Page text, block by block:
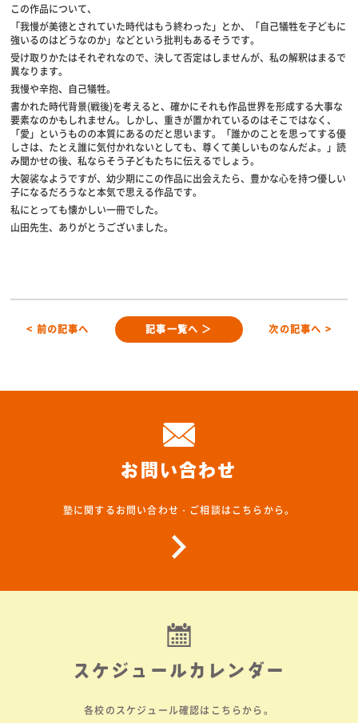
この作品について、
「我慢が美徳とされていた時代はもう終わった」とか、「自己犠牲を子どもに
強いるのはどうなのか」などという批判もあるそうです。
受け取りかたはそれぞれなので、決して否定はしませんが、私の解釈はまるで
異なります。
我慢や辛抱、自己犠牲。
書かれた時代背景(戦後)を考えると、確かにそれも作品世界を形成する大事な
要素なのかもしれません。しかし、重きが置かれているのはそこではなく、
「愛」というものの本質にあるのだと思います。「誰かのことを思ってする優
しさは、たとえ誰に気付かれないとしても、尊くて美しいものなんだよ。」読
み聞かせの後、私ならそう子どもたちに伝えるでしょう。
大袈裟なようですが、幼少期にこの作品に出会えたら、豊かな心を持つ優しい
子になるだろうなと本気で思える作品です。
私にとっても懐かしい一冊でした。
山田先生、ありがとうございました。
< 前の記事へ 記事一覧へ ＞ 次の記事へ >
お問い合わせ
塾に関するお問い合わせ・ご相談はこちらから。
スケジュールカレンダー
各校のスケジュール確認はこちらから。